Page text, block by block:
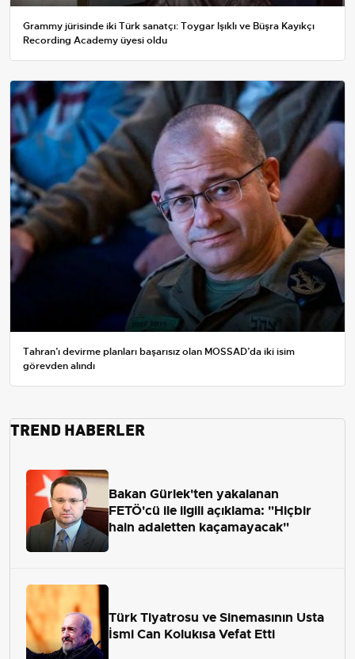
Grammy jürisinde iki Türk sanatçı: Toygar Işıklı ve Büşra Kayıkçı
Recording Academy üyesi oldu
Tahran’ı devirme planları başarısız olan MOSSAD’da iki isim
görevden alındı
TREND HABERLER
Bakan Gürlek'ten yakalanan
FETÖ'cü ile ilgili açıklama: "Hiçbir
hain adaletten kaçamayacak"
Türk Tiyatrosu ve Sinemasının Usta
İsmi Can Kolukısa Vefat Etti